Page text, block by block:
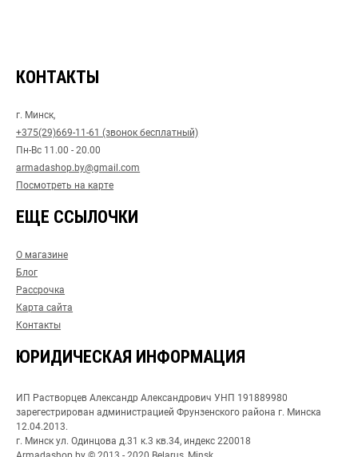
КОНТАКТЫ
г. Минск,
+375(29)669-11-61 (звонок бесплатный)
Пн-Вс 11.00 - 20.00
armadashop.by@gmail.com
Посмотреть на карте
ЕЩЕ ССЫЛОЧКИ
О магазине
Блог
Рассрочка
Карта сайта
Контакты
ЮРИДИЧЕСКАЯ ИНФОРМАЦИЯ
ИП Растворцев Александр Александрович УНП 191889980
зарегестрирован администрацией Фрунзенского района г. Минска
12.04.2013.
г. Минск ул. Одинцова д.31 к.3 кв.34, индекс 220018